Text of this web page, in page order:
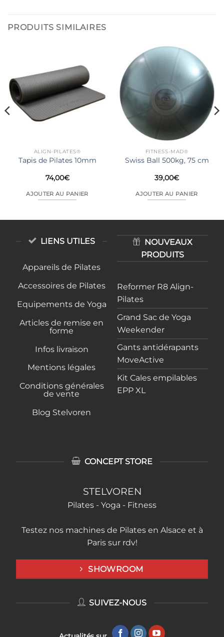
PRODUITS SIMILAIRES
ALIGN-PILATES®
Tapis de Pilates 10mm
74,00€
AJOUTER AU PANIER
FITNESS-MAD®
Swiss Ball 500kg, 75 cm
39,00€
AJOUTER AU PANIER
LIENS UTILES
Appareils de Pilates
Accessoires de Pilates
Equipements de Yoga
Articles de remise en
forme
Infos livraison
Mentions légales
Conditions générales
de vente
Blog Stelvoren
NOUVEAUX
PRODUITS
Reformer R8 Align-
Pilates
Grand Sac de Yoga
Weekender
Gants antidérapants
MoveActive
Kit Cales empilables
EPP XL
CONCEPT STORE
STELVOREN
Pilates - Yoga - Fitness
Testez nos machines de Pilates en Alsace et à
Paris sur rdv!
SHOWROOM
SUIVEZ-NOUS